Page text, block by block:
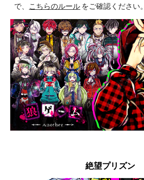
で、 こちらのルール をご確認ください。
絶望プリズン